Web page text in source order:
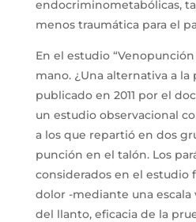
endocriminometabólicas,
menos traumática para el
En el estudio
mano. ¿Una alternativa a la
publicado en 2011 por el
un estudio observacional
a los que repartió en dos
punción en el talón. Los
considerados en el estudio
dolor -mediante una escala
del llanto, eficacia de la